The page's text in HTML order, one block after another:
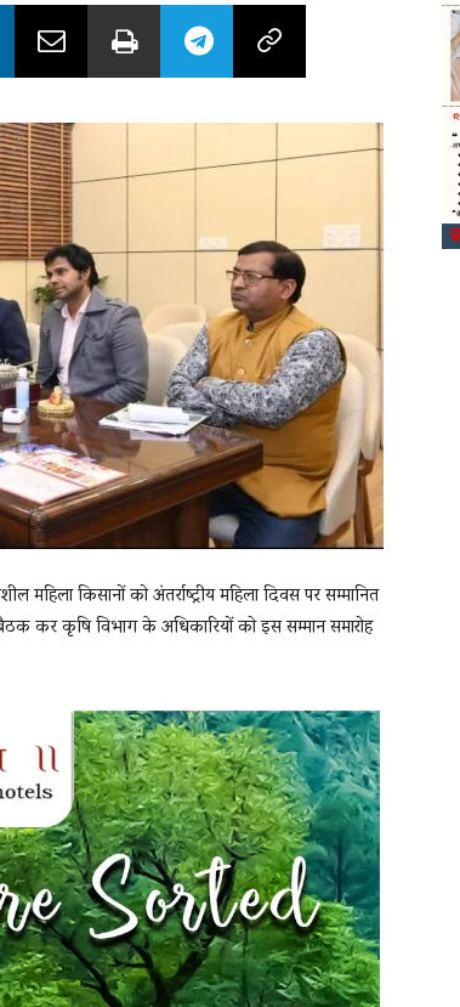
महिला किसानों को अंतर्राष्ट्रीय महिला दिवस पर सम्मानित
कर कृषि विभाग के अधिकारियों को इस सम्मान समारोह